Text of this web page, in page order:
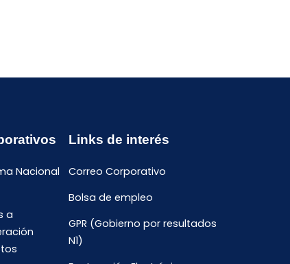
Nacional
a
Links de interés
Correo Corporativo
Bolsa de empleo
GPR (Gobierno por resultados
N1)